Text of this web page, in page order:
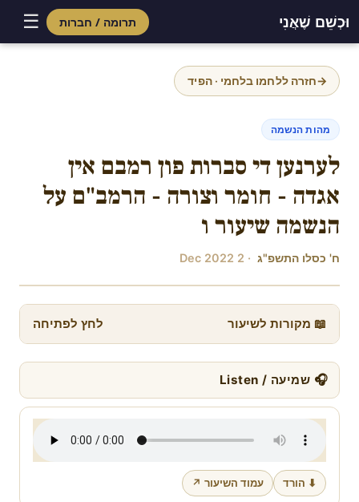
וּכְשֵׁם שֶׁאֲנִי תרומה / חברות ☰
→חזרה ללחמו בלחמי · הפיד
מהות הנשמה
לערנען די סברות פון רמבם אין
אגדה - חומר וצורה - הרמב"ם על
הנשמה שיעור ו
ח' כסלו התשפ"ג · 2 Dec 2022
📖 מקורות לשיעור לחץ לפתיחה
🎧 שמיעה / Listen
⬇ הורד עמוד השיעור ↗